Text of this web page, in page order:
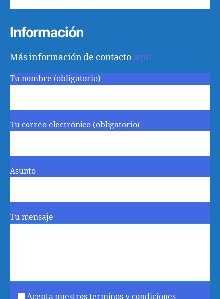
Información
Más información de contacto aquí
Tu nombre (obligatorio)
Tu correo electrónico (obligatorio)
Asunto
Tu mensaje
Acepta nuestros terminos y condiciones